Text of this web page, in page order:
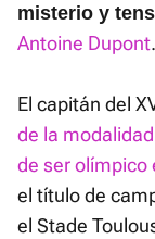
misterio y
Antoine Dupont.
El capitán del
de la
de ser olímpico
el título de
el Stade